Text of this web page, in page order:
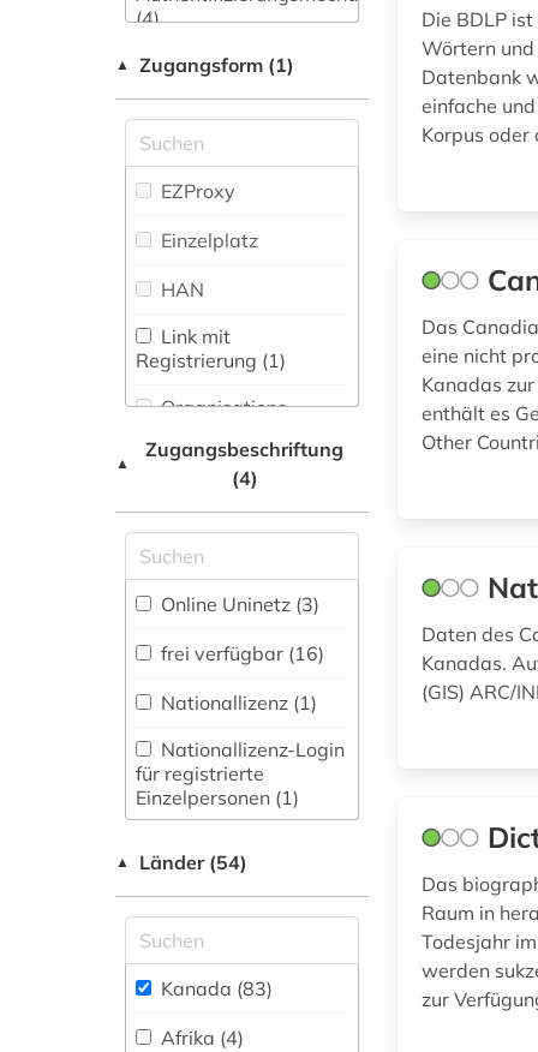
Medizin (2)
Musikwissenschaft
Natur- und
Umweltschutz (1)
Politologie (11)
Psychologie (1)
Rechtswissenschaft
Romanistik (6)
Slavistik (0)
Theologie und
Religionswissenschaften
(0)
Wirtschaftswissenschaften
(6)
Wissenschaftskunde,
Museumswesen (0)
commonwealth (2)
dialekt (1)
dialektologie (1)
einführung (1)
einwanderung (1)
elektronische
publikation (1)
elektronisches buch
(2)
energieforschung (1)
england (1)
englisch (5)
englisches
sprachgebiet (2)
entscheidungssammlung
enzyklopädie (1)
erster weltkrieg (1)
eskimo (1)
Zeitung (9
Zeitungs-,
Zeitschriftenbibliographie
(0)
(4)
▲ Zugangsform (1)
EZProxy
Einzelplatz
HAN
Link mit
Registrierung (1)
Organisations-
Shibboleth
Zugriff vor Ort
▲
Zugangsbeschriftung
(4)
Online Uninetz (3)
frei verfügbar (16)
Nationallizenz (1)
Nationallizenz-Login
für registrierte
Einzelpersonen (1)
▲ Länder (54)
Kanada (83)
Afrika (4)
Die BDLP
Wörtern und
Datenbank
einfache
Korpus oder
Das
eine nicht
Kanadas
enthält es
Other
Daten des
Kanadas.
(GIS) ARC/
Das
Raum in
Todesjahr
werden
zur